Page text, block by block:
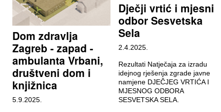
Dom zdravlja
Zagreb - zapad -
ambulanta Vrbani,
društveni dom i
knjižnica
5.9.2025.
Dječji vrtić i mjesni
odbor Sesvetska
Sela
2.4.2025.
Rezultati Natječaja za izradu
idejnog rješenja zgrade javne
namjene DJEČJEG VRTIĆA I
MJESNOG ODBORA
SESVETSKA SELA.